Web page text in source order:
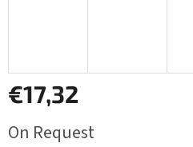
€17,32
price:
On Request